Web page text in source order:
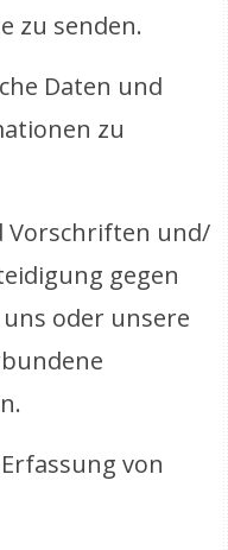
zu senden.
Daten und
zu
Vorschriften und/
gegen
oder unsere
von